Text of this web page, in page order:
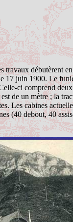
travaux débutèrent
17 juin 1900. Le
ci comprend
de un mètre ; la
Les cabines
(40 debout, 40